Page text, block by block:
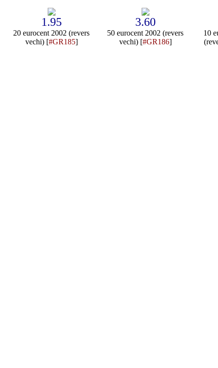
1.95
20 eurocent 2002 (revers
vechi) [#GR185]
3.60
50 eurocent 2002 (revers
vechi) [#GR186]
10